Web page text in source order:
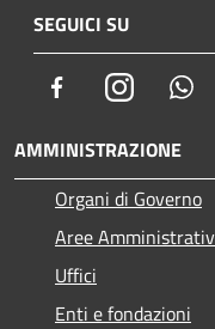
SEGUICI SU
FacebookInstagram
AMMINISTRAZIONE
Organi di Governo
Aree
Uffici
Enti e fondazioni